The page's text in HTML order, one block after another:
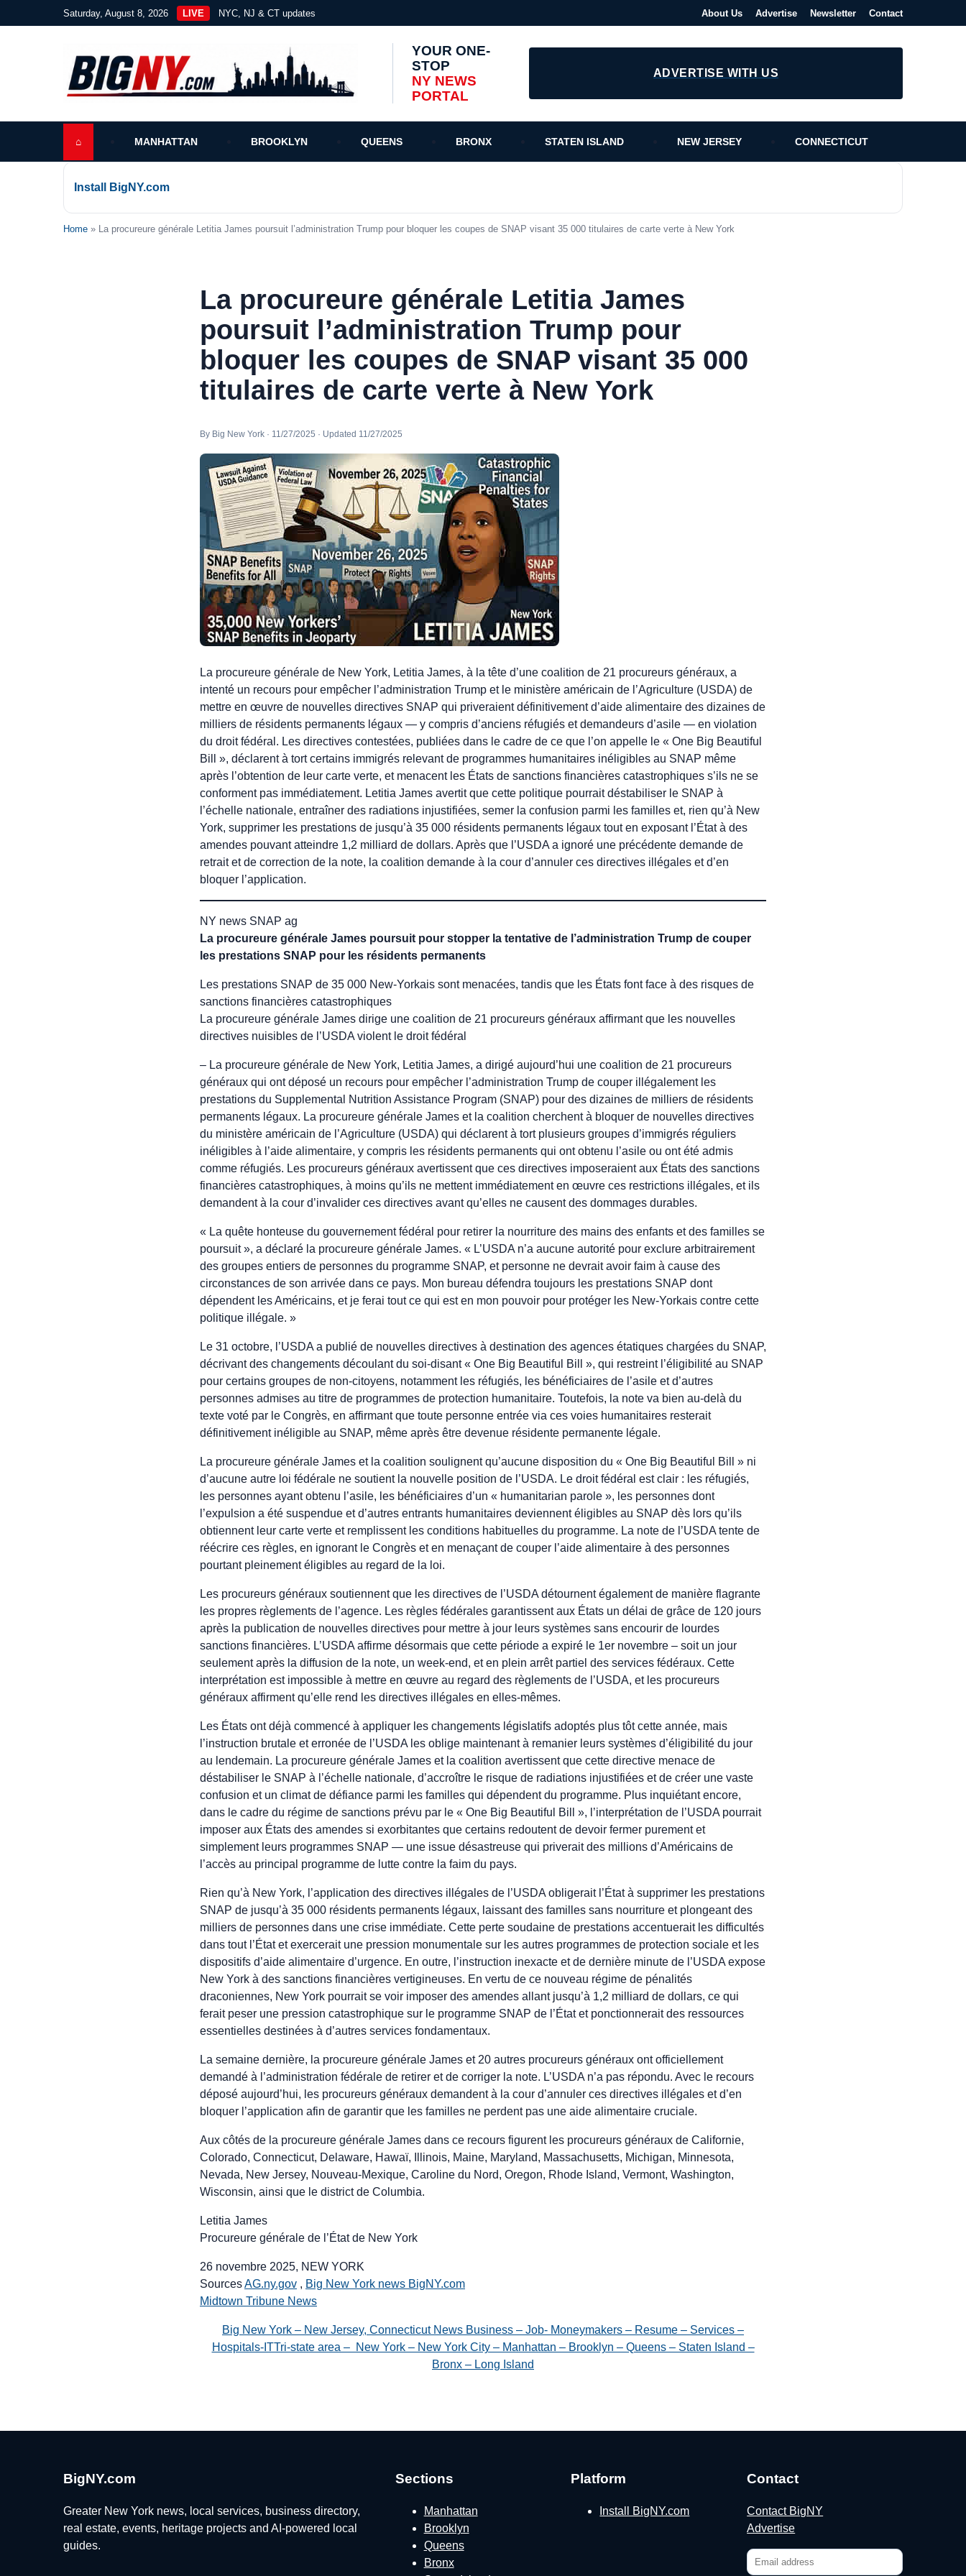
Saturday, August 8, 2026 LIVE NYC, NJ & CT updates About Us Advertise Newsletter Contact
YOUR ONE-
STOP
NY NEWS
PORTAL
ADVERTISE WITH US
⌂ MANHATTAN BROOKLYN QUEENS BRONX STATEN ISLAND NEW JERSEY CONNECTICUT
Install BigNY.com
Home » La procureure générale Letitia James poursuit l’administration Trump pour bloquer les coupes de SNAP visant 35 000 titulaires de carte verte à New York
La procureure générale Letitia James
poursuit l’administration Trump pour
bloquer les coupes de SNAP visant 35 000
titulaires de carte verte à New York
By Big New York · 11/27/2025 · Updated 11/27/2025
La procureure générale de New York, Letitia James, à la tête d’une coalition de 21 procureurs généraux, a
intenté un recours pour empêcher l’administration Trump et le ministère américain de l’Agriculture (USDA) de
mettre en œuvre de nouvelles directives SNAP qui priveraient définitivement d’aide alimentaire des dizaines de
milliers de résidents permanents légaux — y compris d’anciens réfugiés et demandeurs d’asile — en violation
du droit fédéral. Les directives contestées, publiées dans le cadre de ce que l’on appelle le « One Big Beautiful
Bill », déclarent à tort certains immigrés relevant de programmes humanitaires inéligibles au SNAP même
après l’obtention de leur carte verte, et menacent les États de sanctions financières catastrophiques s’ils ne se
conforment pas immédiatement. Letitia James avertit que cette politique pourrait déstabiliser le SNAP à
l’échelle nationale, entraîner des radiations injustifiées, semer la confusion parmi les familles et, rien qu’à New
York, supprimer les prestations de jusqu’à 35 000 résidents permanents légaux tout en exposant l’État à des
amendes pouvant atteindre 1,2 milliard de dollars. Après que l’USDA a ignoré une précédente demande de
retrait et de correction de la note, la coalition demande à la cour d’annuler ces directives illégales et d’en
bloquer l’application.
NY news SNAP ag
La procureure générale James poursuit pour stopper la tentative de l’administration Trump de couper
les prestations SNAP pour les résidents permanents
Les prestations SNAP de 35 000 New-Yorkais sont menacées, tandis que les États font face à des risques de
sanctions financières catastrophiques
La procureure générale James dirige une coalition de 21 procureurs généraux affirmant que les nouvelles
directives nuisibles de l’USDA violent le droit fédéral
– La procureure générale de New York, Letitia James, a dirigé aujourd’hui une coalition de 21 procureurs
généraux qui ont déposé un recours pour empêcher l’administration Trump de couper illégalement les
prestations du Supplemental Nutrition Assistance Program (SNAP) pour des dizaines de milliers de résidents
permanents légaux. La procureure générale James et la coalition cherchent à bloquer de nouvelles directives
du ministère américain de l’Agriculture (USDA) qui déclarent à tort plusieurs groupes d’immigrés réguliers
inéligibles à l’aide alimentaire, y compris les résidents permanents qui ont obtenu l’asile ou ont été admis
comme réfugiés. Les procureurs généraux avertissent que ces directives imposeraient aux États des sanctions
financières catastrophiques, à moins qu’ils ne mettent immédiatement en œuvre ces restrictions illégales, et ils
demandent à la cour d’invalider ces directives avant qu’elles ne causent des dommages durables.
« La quête honteuse du gouvernement fédéral pour retirer la nourriture des mains des enfants et des familles se
poursuit », a déclaré la procureure générale James. « L’USDA n’a aucune autorité pour exclure arbitrairement
des groupes entiers de personnes du programme SNAP, et personne ne devrait avoir faim à cause des
circonstances de son arrivée dans ce pays. Mon bureau défendra toujours les prestations SNAP dont
dépendent les Américains, et je ferai tout ce qui est en mon pouvoir pour protéger les New-Yorkais contre cette
politique illégale. »
Le 31 octobre, l’USDA a publié de nouvelles directives à destination des agences étatiques chargées du SNAP,
décrivant des changements découlant du soi-disant « One Big Beautiful Bill », qui restreint l’éligibilité au SNAP
pour certains groupes de non-citoyens, notamment les réfugiés, les bénéficiaires de l’asile et d’autres
personnes admises au titre de programmes de protection humanitaire. Toutefois, la note va bien au-delà du
texte voté par le Congrès, en affirmant que toute personne entrée via ces voies humanitaires resterait
définitivement inéligible au SNAP, même après être devenue résidente permanente légale.
La procureure générale James et la coalition soulignent qu’aucune disposition du « One Big Beautiful Bill » ni
d’aucune autre loi fédérale ne soutient la nouvelle position de l’USDA. Le droit fédéral est clair : les réfugiés,
les personnes ayant obtenu l’asile, les bénéficiaires d’un « humanitarian parole », les personnes dont
l’expulsion a été suspendue et d’autres entrants humanitaires deviennent éligibles au SNAP dès lors qu’ils
obtiennent leur carte verte et remplissent les conditions habituelles du programme. La note de l’USDA tente de
réécrire ces règles, en ignorant le Congrès et en menaçant de couper l’aide alimentaire à des personnes
pourtant pleinement éligibles au regard de la loi.
Les procureurs généraux soutiennent que les directives de l’USDA détournent également de manière flagrante
les propres règlements de l’agence. Les règles fédérales garantissent aux États un délai de grâce de 120 jours
après la publication de nouvelles directives pour mettre à jour leurs systèmes sans encourir de lourdes
sanctions financières. L’USDA affirme désormais que cette période a expiré le 1er novembre – soit un jour
seulement après la diffusion de la note, un week-end, et en plein arrêt partiel des services fédéraux. Cette
interprétation est impossible à mettre en œuvre au regard des règlements de l’USDA, et les procureurs
généraux affirment qu’elle rend les directives illégales en elles-mêmes.
Les États ont déjà commencé à appliquer les changements législatifs adoptés plus tôt cette année, mais
l’instruction brutale et erronée de l’USDA les oblige maintenant à remanier leurs systèmes d’éligibilité du jour
au lendemain. La procureure générale James et la coalition avertissent que cette directive menace de
déstabiliser le SNAP à l’échelle nationale, d’accroître le risque de radiations injustifiées et de créer une vaste
confusion et un climat de défiance parmi les familles qui dépendent du programme. Plus inquiétant encore,
dans le cadre du régime de sanctions prévu par le « One Big Beautiful Bill », l’interprétation de l’USDA pourrait
imposer aux États des amendes si exorbitantes que certains redoutent de devoir fermer purement et
simplement leurs programmes SNAP — une issue désastreuse qui priverait des millions d’Américains de
l’accès au principal programme de lutte contre la faim du pays.
Rien qu’à New York, l’application des directives illégales de l’USDA obligerait l’État à supprimer les prestations
SNAP de jusqu’à 35 000 résidents permanents légaux, laissant des familles sans nourriture et plongeant des
milliers de personnes dans une crise immédiate. Cette perte soudaine de prestations accentuerait les difficultés
dans tout l’État et exercerait une pression monumentale sur les autres programmes de protection sociale et les
dispositifs d’aide alimentaire d’urgence. En outre, l’instruction inexacte et de dernière minute de l’USDA expose
New York à des sanctions financières vertigineuses. En vertu de ce nouveau régime de pénalités
draconiennes, New York pourrait se voir imposer des amendes allant jusqu’à 1,2 milliard de dollars, ce qui
ferait peser une pression catastrophique sur le programme SNAP de l’État et ponctionnerait des ressources
essentielles destinées à d’autres services fondamentaux.
La semaine dernière, la procureure générale James et 20 autres procureurs généraux ont officiellement
demandé à l’administration fédérale de retirer et de corriger la note. L’USDA n’a pas répondu. Avec le recours
déposé aujourd’hui, les procureurs généraux demandent à la cour d’annuler ces directives illégales et d’en
bloquer l’application afin de garantir que les familles ne perdent pas une aide alimentaire cruciale.
Aux côtés de la procureure générale James dans ce recours figurent les procureurs généraux de Californie,
Colorado, Connecticut, Delaware, Hawaï, Illinois, Maine, Maryland, Massachusetts, Michigan, Minnesota,
Nevada, New Jersey, Nouveau-Mexique, Caroline du Nord, Oregon, Rhode Island, Vermont, Washington,
Wisconsin, ainsi que le district de Columbia.
Letitia James
Procureure générale de l’État de New York
26 novembre 2025, NEW YORK
SourcesAG.ny.gov , Big New York news BigNY.com
Midtown Tribune News
Big New York – New Jersey, Connecticut News Business – Job- Moneymakers – Resume – Services –
Hospitals-ITTri-state area – New York – New York City – Manhattan – Brooklyn – Queens – Staten Island –
Bronx – Long Island
BigNY.com
Greater New York news, local services, business directory,
real estate, events, heritage projects and AI-powered local
guides.
Sections
Manhattan
Brooklyn
Queens
Bronx
Platform
Install BigNY.com
Contact
Contact BigNY
Advertise